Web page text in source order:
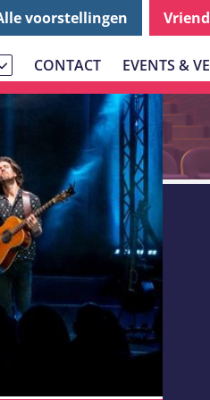
voorstellingen
CONTACT EVENTS &